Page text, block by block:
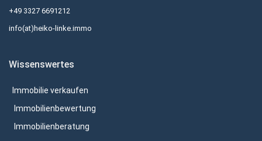
+49 3327 6691212
info(at)heiko-linke.immo
Wissenswertes
Immobilie verkaufen
Immobilienbewertung
Immobilienberatung